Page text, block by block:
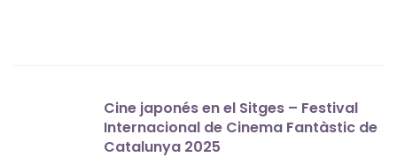
Cine japonés en el Sitges – Festival
Internacional de Cinema Fantàstic de
Catalunya 2025